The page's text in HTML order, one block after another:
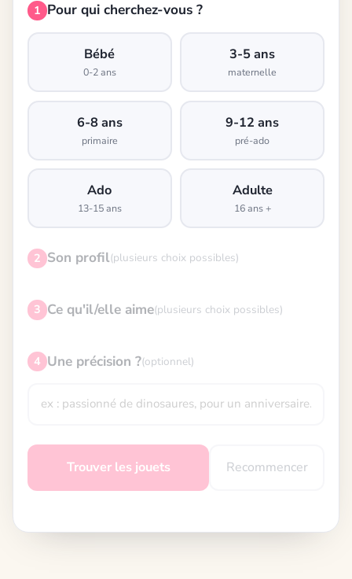
1 Pour qui cherchez-vous ?
Bébé
0-2 ans
3-5 ans
maternelle
6-8 ans
primaire
9-12 ans
pré-ado
Ado
13-15 ans
Adulte
16 ans +
2 Son profil(plusieurs choix possibles)
3 Ce qu'il/elle aime(plusieurs choix possibles)
4 Une précision ?(optionnel)
Trouver les jouets Recommencer